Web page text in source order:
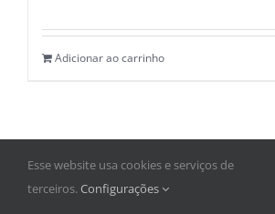
Adicionar ao carrinho
Esse website usa cookies e serviços de
terceiros.Configurações